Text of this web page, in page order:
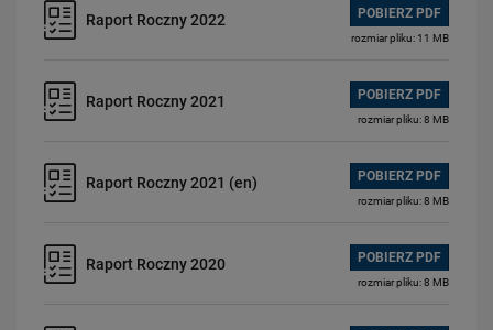
Raport Roczny 2022 POBIERZ PDF
rozmiar pliku: 11 MB
Raport Roczny 2021 POBIERZ PDF
rozmiar pliku: 8 MB
Raport Roczny 2021 (en) POBIERZ PDF
rozmiar pliku: 8 MB
Raport Roczny 2020 POBIERZ PDF
rozmiar pliku: 8 MB
Raport dostępności
Raport roczny
Redakcja BIP
Obserwuj nas